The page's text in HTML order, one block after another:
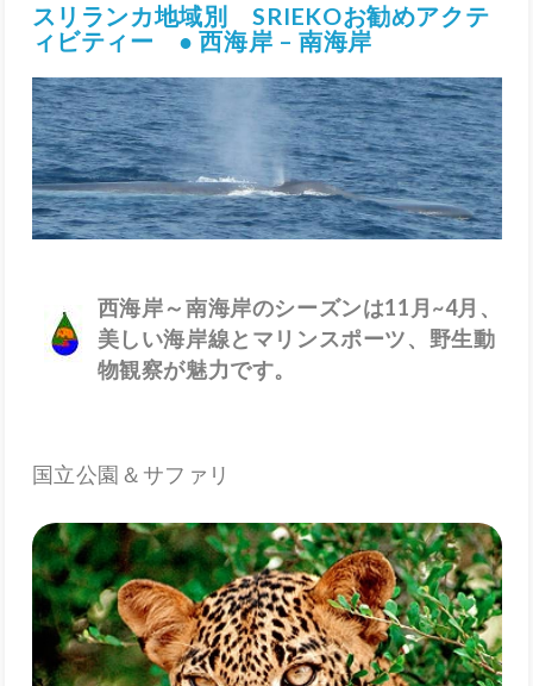
スリランカ地域別 SRIEKOお勧めアクテ
ィビティー ● 西海岸 – 南海岸
西海岸～南海岸のシーズンは11月~4月、
美しい海岸線とマリンスポーツ、野生動
物観察が魅力です。
国立公園＆サファリ